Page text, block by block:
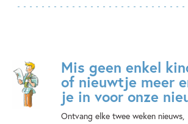
Mis geen enkel
of nieuwtje meer
je in voor onze
Ontvang elke twee weken nieuws,